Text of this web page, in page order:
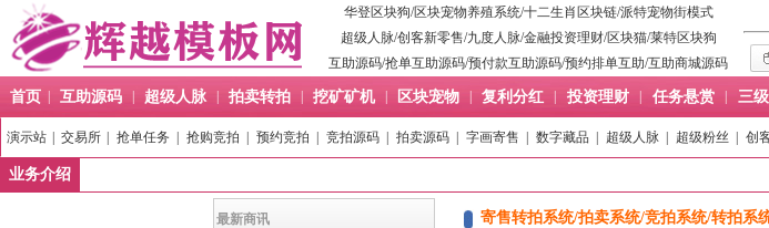
华登区块狗/区块宠物养殖系统/十二生肖区块链/派特宠物街模式
超级人脉/创客新零售/九度人脉/金融投资理财/区块猫/莱特区块狗
互助源码/抢单互助源码/预付款互助源码/预约排单互助/互助商城源码
首页 互助源码 超级人脉 拍卖转拍 挖矿矿机 区块宠物 复利分红 投资理财 任务悬赏 三
演示站 交易所 抢单任务 抢购竞拍 预约竞拍 竞拍源码 拍卖源码 字画寄售 数字藏品 超级人脉 超级粉丝 创
业务介绍
最新商讯 寄售转拍系统/拍卖系统/竞拍系统/转拍系